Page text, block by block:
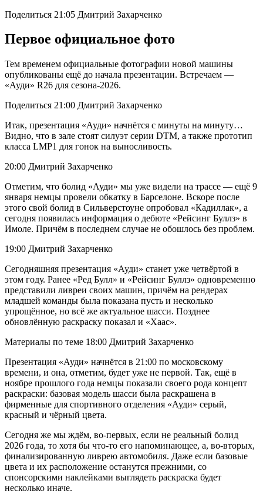
Поделиться 21:05 Дмитрий Захарченко
Первое официальное фото
Тем временем официальные фотографии новой машины
опубликованы ещё до начала презентации. Встречаем —
«Ауди» R26 для сезона-2026.
Поделиться 21:00 Дмитрий Захарченко
Итак, презентация «Ауди» начнётся с минуты на минуту…
Видно, что в зале стоят силуэт серии DTM, а также прототип
класса LMP1 для гонок на выносливость.
20:00 Дмитрий Захарченко
Отметим, что болид «Ауди» мы уже видели на трассе — ещё 9
января немцы провели обкатку в Барселоне. Вскоре после
этого свой болид в Сильверстоуне опробовал «Кадиллак», а
сегодня появилась информация о дебюте «Рейсинг Буллз» в
Имоле. Причём в последнем случае не обошлось без проблем.
19:00 Дмитрий Захарченко
Сегодняшняя презентация «Ауди» станет уже четвёртой в
этом году. Ранее «Ред Булл» и «Рейсинг Буллз» одновременно
представили ливреи своих машин, причём на рендерах
младшей команды была показана пусть и несколько
упрощённое, но всё же актуальное шасси. Позднее
обновлённую раскраску показал и «Хаас».
Материалы по теме 18:00 Дмитрий Захарченко
Презентация «Ауди» начнётся в 21:00 по московскому
времени, и она, отметим, будет уже не первой. Так, ещё в
ноябре прошлого года немцы показали своего рода концепт
раскраски: базовая модель шасси была раскрашена в
фирменные для спортивного отделения «Ауди» серый,
красный и чёрный цвета.
Сегодня же мы ждём, во-первых, если не реальный болид
2026 года, то хотя бы что-то его напоминающее, а, во-вторых,
финализированную ливрею автомобиля. Даже если базовые
цвета и их расположение останутся прежними, со
спонсорскими наклейками выглядеть раскраска будет
несколько иначе.